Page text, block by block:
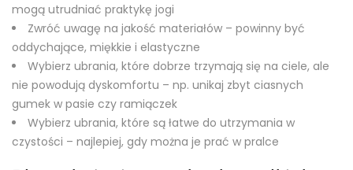
mogą utrudniać praktykę jogi
Zwróć uwagę na jakość materiałów – powinny być
oddychające, miękkie i elastyczne
Wybierz ubrania, które dobrze trzymają się na ciele, ale
nie powodują dyskomfortu – np. unikaj zbyt ciasnych
gumek w pasie czy ramiączek
Wybierz ubrania, które są łatwe do utrzymania w
czystości – najlepiej, gdy można je prać w pralce